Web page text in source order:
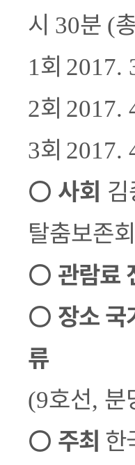
시 30분 (
1회 2017.
2회 2017.
3회 2017.
○ 사회
탈춤보존
○ 관람료
○ 장소국
류
(9호선, 분
○ 주최 한